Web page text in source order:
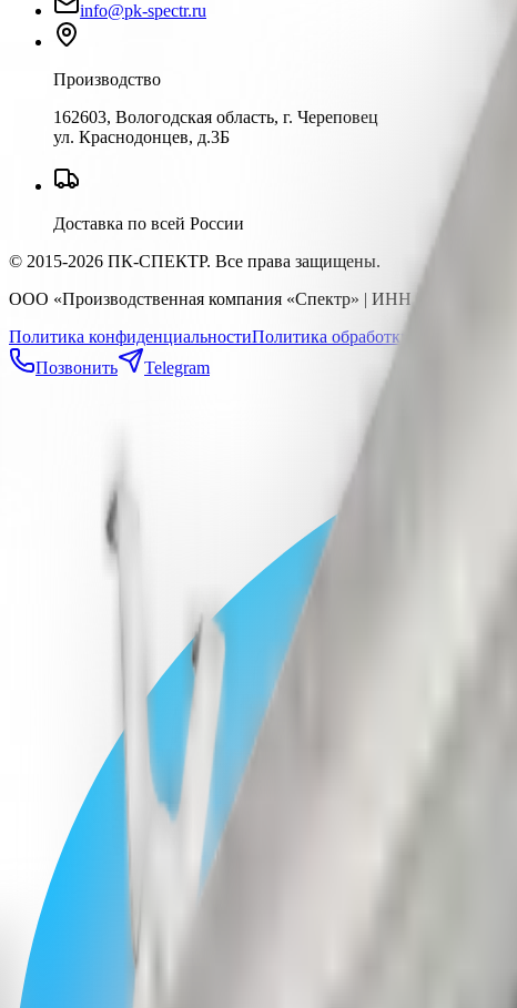
info@pk-spectr.ru
Производство
162603, Вологодская область, г. Череповец
ул. Краснодонцев, д.3Б
Доставка по всей России
© 2015-2026 ПК-СПЕКТР. Все права защищены.
ООО «Производственная компания «Спектр» | ИНН 3528233344 |
Политика конфиденциальностиПолитика обработки ПДн
Позвонить
Telegram